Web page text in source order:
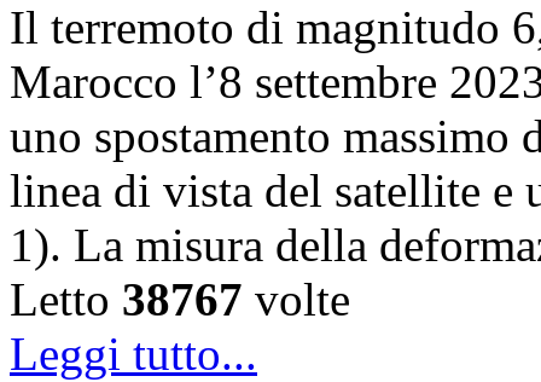
Il terremoto di magnitudo
Marocco l’8 settembre
uno spostamento
linea di vista del satellite
1). La misura della
Letto 38767 volte
Leggi tutto...